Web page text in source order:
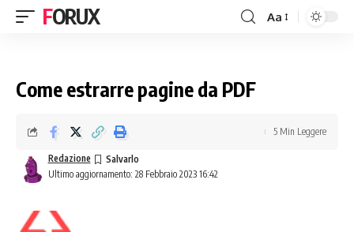
FORUX Aa
Come estrarre pagine da PDF
Ultimo aggiornamento: 28 Febbraio 2023 16:42
Redazione
5 Min Leggere